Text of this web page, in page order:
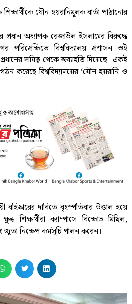
যৌন হয়রানিমূলক বার্তা পাঠানোর
প্রধান অধ্যাপক রেজাউল ইসলামের বিরুদ্ধে
বিশ্ববিদ্যালয় প্রশাসন ওই
দায়িত্ব থেকে অব্যাহতি দিয়েছে। একই
করেছে বিশ্ববিদ্যালয়ের ‘যৌন হয়রানি ও
বহিষ্কারের দাবিতে বৃহস্পতিবার উত্তাল হয়ে
শিক্ষার্থীরা ক্যাম্পাসে বিক্ষোভ মিছিল,
জুতা নিক্ষেপ কর্মসূচি পালন করেন।